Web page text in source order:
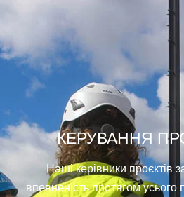
КЕРУВАННЯ
Наші керівники проєктів
впевненість протягом усього